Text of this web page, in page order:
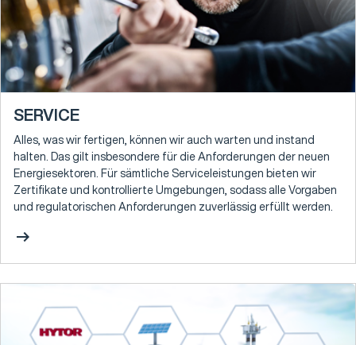
SERVICE
Alles, was wir fertigen, können wir auch warten und instand
halten. Das gilt insbesondere für die Anforderungen der neuen
Energiesektoren. Für sämtliche Serviceleistungen bieten wir
Zertifikate und kontrollierte Umgebungen, sodass alle Vorgaben
und regulatorischen Anforderungen zuverlässig erfüllt werden.
arrow_right_alt